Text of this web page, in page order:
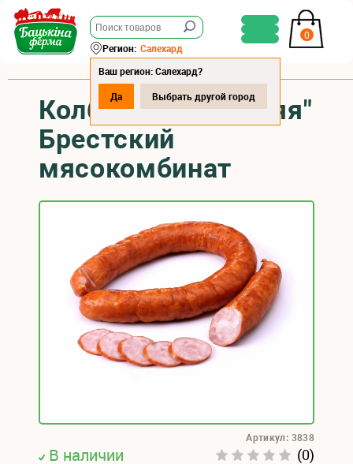
0
Регион: Салехард
Ваш регион: Салехард?
Да
Выбрать другой город
Колбаса "Домашняя"
Брестский
мясокомбинат
В наличии (0)
Артикул: 3838